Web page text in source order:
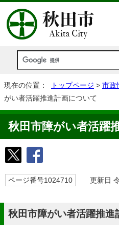
現在の位置： トップページ > 市政
がい者活躍推進計画について
秋田市障がい者活躍
ページ番号1024710 更新日
秋田市障がい者活躍推進